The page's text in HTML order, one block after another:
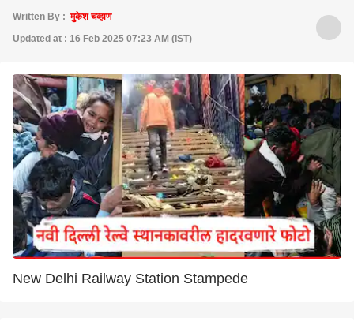
Written By :मुकेश चव्हाण
Updated at : 16 Feb 2025 07:23 AM (IST)
New Delhi Railway Station Stampede